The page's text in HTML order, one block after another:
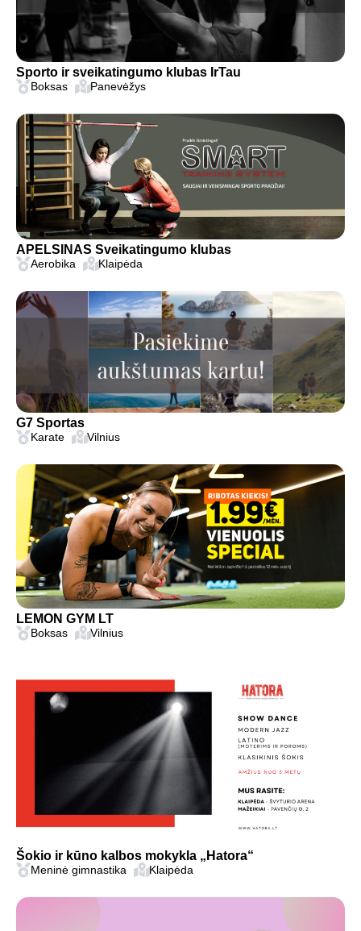
Sporto ir sveikatingumo klubas IrTau
Boksas Panevėžys
APELSINAS Sveikatingumo klubas
Aerobika Klaipėda
G7 Sportas
Karate Vilnius
LEMON GYM LT
Boksas Vilnius
Šokio ir kūno kalbos mokykla „Hatora“
Meninė gimnastika Klaipėda